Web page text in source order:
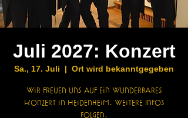
Juli 2027: Konzert
Sa., 17. Juli
  |
Ort wird bekanntgegeben
Wir freuen uns auf ein wunderbares
Konzert in Heidenheim. Weitere Infos
folgen.